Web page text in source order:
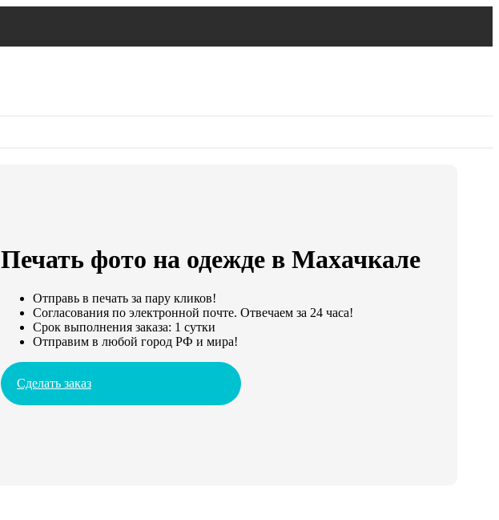
Печать фото на одежде в Махачкале
Отправь в печать за пару кликов!
Согласования по электронной почте. Отвечаем за 24 часа!
Срок выполнения заказа: 1 сутки
Отправим в любой город РФ и мира!
Сделать заказ